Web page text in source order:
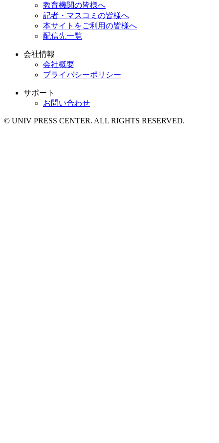
教育機関の皆様へ
記者・マスコミの皆様へ
本サイトをご利用の皆様へ
配信先一覧
会社情報
会社概要
プライバシーポリシー
サポート
お問い合わせ
© UNIV PRESS CENTER. ALL RIGHTS RESERVED.